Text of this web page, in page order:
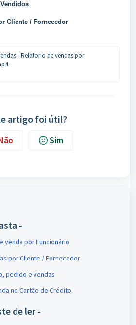
Cliente / Fornecedor
- Relatorio de vendas por
artigo foi útil?
Sim
-
venda por Funcionário
por Cliente / Fornecedor
pedido e vendas
no Cartão de Crédito
de ler -